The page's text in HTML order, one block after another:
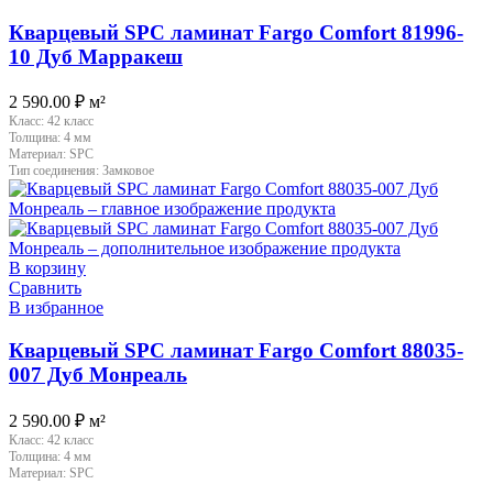
Кварцевый SPC ламинат Fargo Comfort 81996-
10 Дуб Марракеш
2 590.00 ₽ м²
Класс: 42 класс
Толщина: 4 мм
Материал: SPC
Тип соединения: Замковое
В корзину
Сравнить
В избранное
Кварцевый SPC ламинат Fargo Comfort 88035-
007 Дуб Монреаль
2 590.00 ₽ м²
Класс: 42 класс
Толщина: 4 мм
Материал: SPC